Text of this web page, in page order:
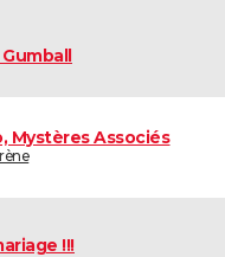
Mystères Associés
!!!